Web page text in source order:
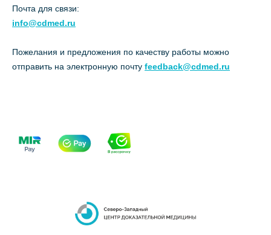
Почта для связи:
info@cdmed.ru
Пожелания и предложения по качеству работы можно
отправить на электронную почту feedback@cdmed.ru